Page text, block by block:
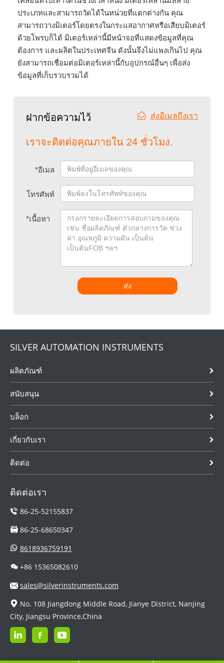
ประเภทและสามารถวัดได้ในหน่วยที่แตกต่างกัน คุณ
สามารถวางมิเตอร์โดยตรงในกระแสอากาศหรือเสียบมิเตอร์
ด้วยโพรบก็ได้ มิเตอร์เหล่านี้มีหน้าจอที่แสดงข้อมูลที่คุณ
ต้องการ และผลิตในประเทศจีน ดังนั้นจึงไม่แพงเกินไป คุณ
ยังสามารถเชื่อมต่อมิเตอร์เหล่านี้กับอุปกรณ์อื่นๆ เพื่อส่ง
ข้อมูลที่เก็บรวบรวมได้
ฝากข้อความไว้ ส่งอีเมลถึงเรา
เราจะติดต่อคุณภายใน 24 ชั่วโมง.
*อีเมล
โทรศัพท์
*เนื้อหา
ส่ง
SILVER AUTOMATION INSTRUMENTS
ผลิตภัณฑ์
สนับสนุน
บล็อก
เกี่ยวกับเรา
ติดต่อ
ติดต่อเรา
86-25-52155837
86-25-68650347
8618936759191
+86 15365082610
sales@silverinstruments.com
No. 108 Jiangdong Middle Road, Jianye District, Nanjing
City, Jiangsu Province,China